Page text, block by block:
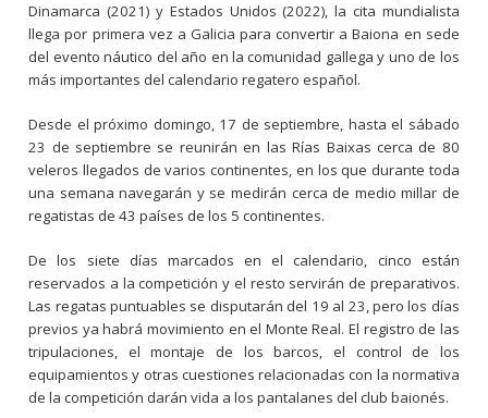
Dinamarca (2021) y Estados Unidos (2022), la cita mundialista
llega por primera vez a Galicia para convertir a Baiona en sede
del evento náutico del año en la comunidad gallega y uno de los
más importantes del calendario regatero español.
Desde el próximo domingo, 17 de septiembre, hasta el sábado
23 de septiembre se reunirán en las Rías Baixas cerca de 80
veleros llegados de varios continentes, en los que durante toda
una semana navegarán y se medirán cerca de medio millar de
regatistas de 43 países de los 5 continentes.
De los siete días marcados en el calendario, cinco están
reservados a la competición y el resto servirán de preparativos.
Las regatas puntuables se disputarán del 19 al 23, pero los días
previos ya habrá movimiento en el Monte Real. El registro de las
tripulaciones, el montaje de los barcos, el control de los
equipamientos y otras cuestiones relacionadas con la normativa
de la competición darán vida a los pantalanes del club baionés.